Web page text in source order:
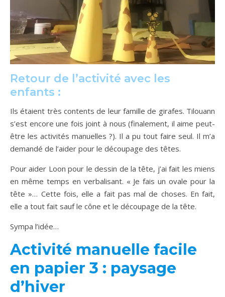
Retour de l’activité avec les
enfants :
Ils étaient très contents de leur famille de girafes. Tilouann
s’est encore une fois joint à nous (finalement, il aime peut-
être les activités manuelles ?). Il a pu tout faire seul. Il m’a
demandé de l’aider pour le découpage des têtes.
Pour aider Loon pour le dessin de la tête, j’ai fait les miens
en même temps en verbalisant. « Je fais un ovale pour la
tête »… Cette fois, elle a fait pas mal de choses. En fait,
elle a tout fait sauf le cône et le découpage de la tête.
Sympa l’idée…
Activité manuelle facile
en papier 3 : paysage
d’hiver